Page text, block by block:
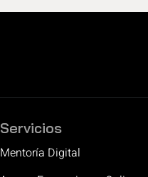
Servicios
Mentoría Digital